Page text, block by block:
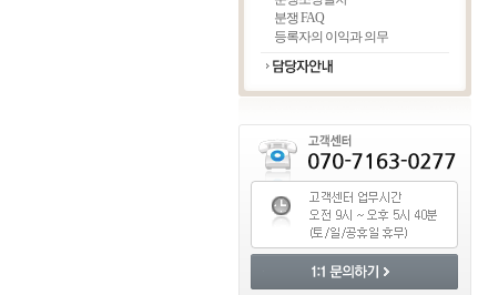
분쟁 FAQ
등록자의 이익과 의무